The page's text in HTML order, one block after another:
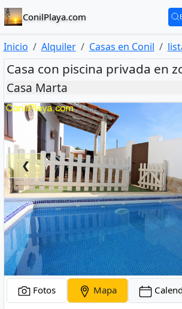
ConilPlaya.com
Inicio Alquiler Casas en Conil
Casa con piscina privada en
Casa Marta
❮
Fotos Mapa Calend